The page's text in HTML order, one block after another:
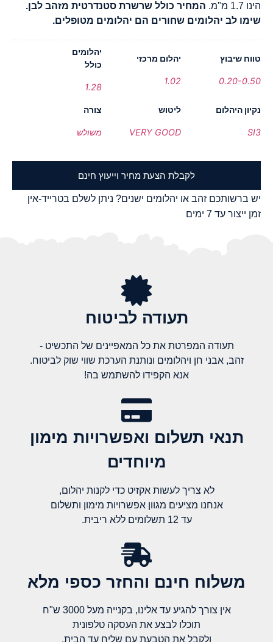
הינו 1.7 מ"מ.
המחיר כולל שרשרת סטנדרטית מזהב לבן.
שימו לב יהלומים שחורים הם יהלומים מטופלים.
טווח שיבוץ
0.20-0.50
יהלום מרכזי
1.02
יהלומים
כולל
1.28
נקיון היהלום
SI3
ליטוש
VERY GOOD
צורה
משולש
לקבלת הצעת מחיר וייעוץ חינם
יש ברשותכם זהב או יהלומים ישנים? ניתן לשלם בטרייד-אין
זמן ייצור עד 7 ימים
תעודה לביטוח
תעודה המפרטת את כל המאפיינים של התכשיט -
זהב, אבני חן ויהלומים ונותנת הערכת שווי שוק לביטוח.
אנא הקפידו להשתמש בה!
תנאי תשלום ואפשרויות מימון
מיוחדים
לא צריך לעשות אקזיט כדי לקנות יהלום,
אנחנו מציעים מגוון אפשרויות מימון ותשלום
עד 12 תשלומים ללא ריבית.
משלוח חינם והחזר כספי מלא​
אין צורך להגיע עד אלינו, בקנייה מעל 3000 ש"ח
תוכלו לבצע את העסקה טלפונית
ולקבל את הטבעת עם שליח עד הבית.